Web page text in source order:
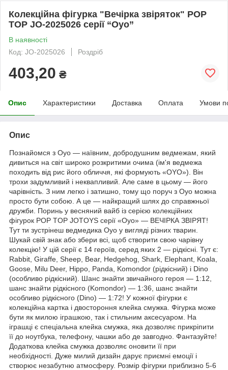
Колекційна фігурка "Вечірка звіряток" POP
TOP JO-2025026 серії “Oyo”
В наявності
Код: JO-2025026
Роздріб
403,20 ₴
Опис Характеристики Доставка Оплата Умови
Опис
Познайомся з Oyo — наївним, добродушним ведмежам, який
дивиться на світ широко розкритими очима (ім'я ведмежа
походить від рис його обличчя, які формують «OYO»). Він
трохи задумливий і неквапливий. Але саме в цьому — його
чарівність. З ним легко і затишно, тому що поруч з Oyo можна
просто бути собою. А це — найкращий шлях до справжньої
дружби. Поринь у весняний вайб із серією колекційних
фігурок POP TOP JOTOYS серії «Oyo» — ВЕЧІРКА ЗВІРЯТ!
Тут ти зустрінеш ведмедика Oyo у вигляді різних тварин.
Шукай свій знак або збери всі, щоб створити свою чарівну
колекцію! У цій серії є 14 героїв, серед яких 2 — рідкісні. Тут є:
Rabbit, Giraffe, Sheep, Bear, Hedgehog, Shark, Elephant, Koala,
Goose, Milu Deer, Hippo, Panda, Komondor (рідкісний) і Dino
(особливо рідкісний). Шанс знайти звичайного героя — 1:12,
шанс знайти рідкісного (Komondor) — 1:36, шанс знайти
особливо рідкісного (Dino) — 1:72! У кожної фігурки є
колекційна картка і двостороння клейка смужка. Фігурка може
бути як милою іграшкою, так і стильним аксесуаром. На
іграшці є спеціальна клейка смужка, яка дозволяє прикріпити
її до ноутбука, телефону, чашки або де завгодно. Фантазуйте!
Додаткова клейка смужка дозволяє оновити її при
необхідності. Дуже милий дизайн дарує приємні емоції і
створює незабутню атмосферу. Розмір фігурки приблизно 5-6